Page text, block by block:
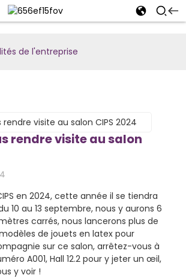
de l'entreprise
rendre visite au salon
en 2024, cette année il se tiendra
10 au 13 septembre, nous y aurons 6
carrés, nous lancerons plus de
de jouets en latex pour
sur ce salon, arrêtez-vous à
A001, Hall 12.2 pour y jeter un œil,
y voir !